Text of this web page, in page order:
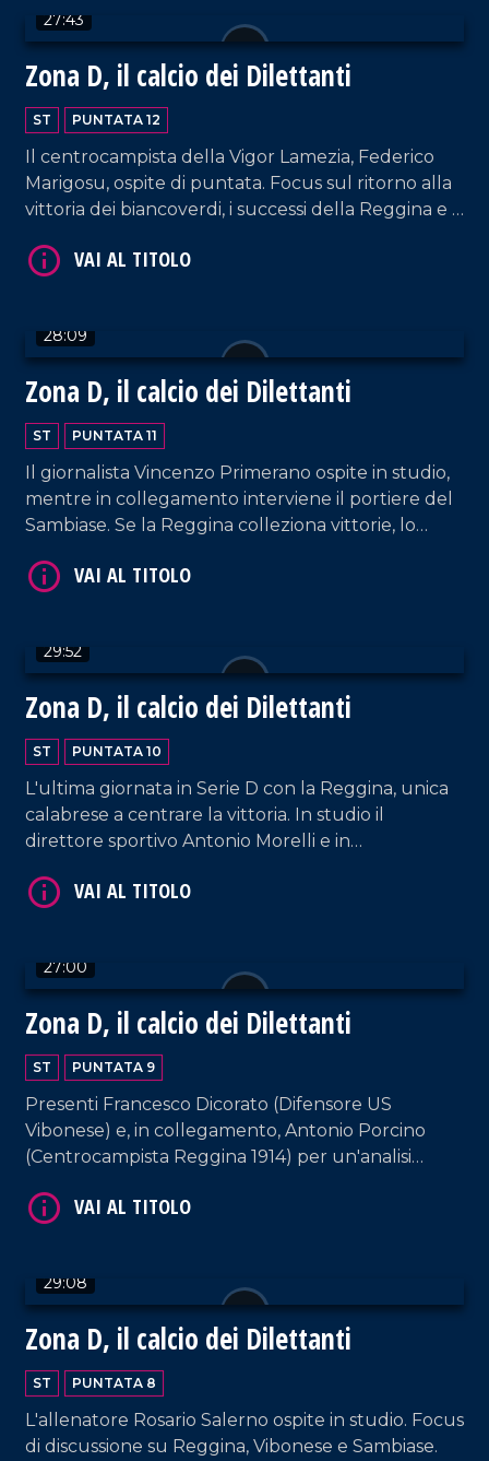
27:43
Zona D, il calcio dei Dilettanti
ST PUNTATA 12
Il centrocampista della Vigor Lamezia, Federico
Marigosu, ospite di puntata. Focus sul ritorno alla
vittoria dei biancoverdi, i successi della Reggina e i
28:09
Zona D, il calcio dei Dilettanti
ST PUNTATA 11
Il giornalista Vincenzo Primerano ospite in studio,
mentre in collegamento interviene il portiere del
Sambiase. Se la Reggina colleziona vittorie, lo
Vibonese e Sambiase.
29:52
Zona D, il calcio dei Dilettanti
ST PUNTATA 10
L'ultima giornata in Serie D con la Reggina, unica
calabrese a centrare la vittoria. In studio il
direttore sportivo Antonio Morelli e in
27:00
Zona D, il calcio dei Dilettanti
ST PUNTATA 9
Presenti Francesco Dicorato (Difensore US
Vibonese) e, in collegamento, Antonio Porcino
(Centrocampista Reggina 1914) per un'analisi
29:08
Zona D, il calcio dei Dilettanti
ST PUNTATA 8
L'allenatore Rosario Salerno ospite in studio. Focus
di discussione su Reggina, Vibonese e Sambiase.
VAI AL TITOLO
VAI AL TITOLO
VAI AL TITOLO
VAI AL TITOLO